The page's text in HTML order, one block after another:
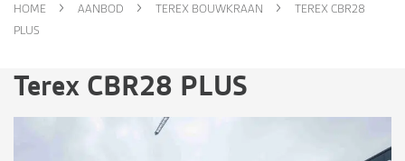
HOME AANBOD TEREX BOUWKRAAN
TEREX CBR28
PLUS
Terex CBR28 PLUS